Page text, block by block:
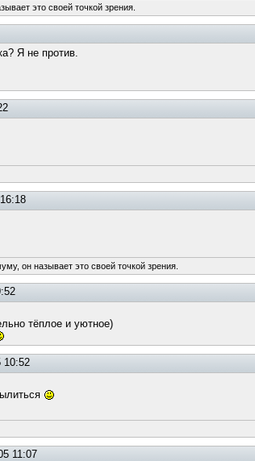
это своей точкой зрения.
Я не против.
он называет это своей точкой зрения.
тёплое и уютное)
10:52
11:07